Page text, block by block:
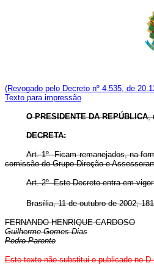
(Revogado pelo Decreto nº 4.535, de
Texto para impressão
O PRESIDENTE DA REPÚBLICA,
DECRETA:
Art. 1º Ficam remanejados, na
comissão do Grupo-Direção e
Art. 2º Este Decreto entra em
Brasília, 11 de outubro de 2002; 181
FERNANDO HENRIQUE CARDOSO
Guilherme Gomes Dias
Pedro Parente
Este texto não substitui o publicado no